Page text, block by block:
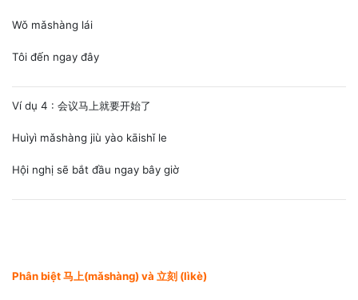
Wǒ mǎshàng lái
Tôi đến ngay đây
Ví dụ 4 : 会议马上就要开始了
Huìyì mǎshàng jiù yào kāishǐ le
Hội nghị sẽ bắt đầu ngay bây giờ
Phân biệt 马上(mǎshàng) và 立刻 (lìkè)